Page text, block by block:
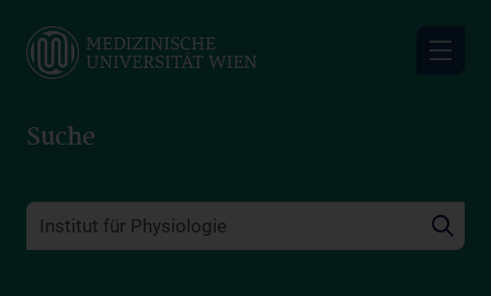
main
Suche